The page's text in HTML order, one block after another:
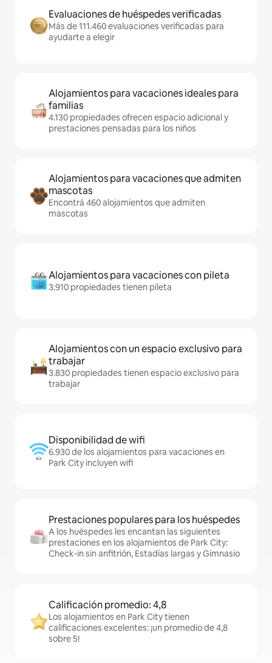
Evaluaciones de huéspedes verificadas
Más de 111.460 evaluaciones verificadas para
ayudarte a elegir
Alojamientos para vacaciones ideales para
familias
4.130 propiedades ofrecen espacio adicional y
prestaciones pensadas para los niños
Alojamientos para vacaciones que admiten
mascotas
Encontrá 460 alojamientos que admiten
mascotas
Alojamientos para vacaciones con pileta
3.910 propiedades tienen pileta
Alojamientos con un espacio exclusivo para
trabajar
3.830 propiedades tienen espacio exclusivo para
trabajar
Disponibilidad de wifi
6.930 de los alojamientos para vacaciones en
Park City incluyen wifi
Prestaciones populares para los huéspedes
A los huéspedes les encantan las siguientes
prestaciones en los alojamientos de Park City:
Check-in sin anfitrión, Estadías largas y Gimnasio
Calificación promedio: 4,8
Los alojamientos en Park City tienen
calificaciones excelentes: ¡un promedio de 4,8
sobre 5!